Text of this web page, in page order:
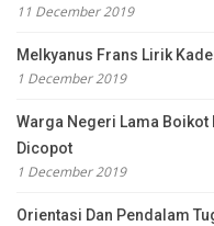
11 December 2019
Melkyanus Frans Lirik
1 December 2019
Warga Negeri Lama Boikot
Dicopot
1 December 2019
Orientasi Dan Pendalam